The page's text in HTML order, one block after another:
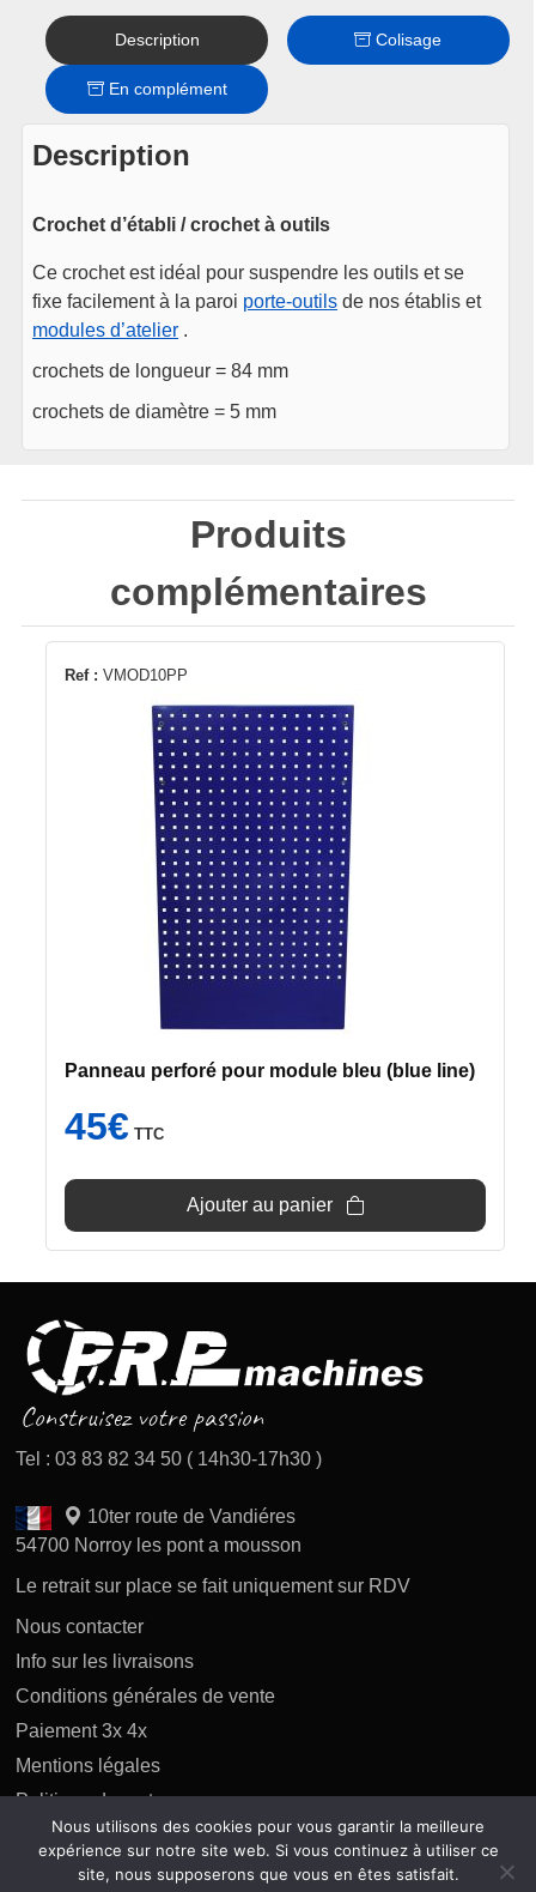
Description Colisage
En complément
Description
Crochet d’établi / crochet à outils
Ce crochet est idéal pour suspendre les outils et se
fixe facilement à la paroi porte-outils de nos établis et
modules d’atelier .
crochets de longueur = 84 mm
crochets de diamètre = 5 mm
Produits
complémentaires
Ref : VMOD10PP
Panneau perforé pour module bleu (blue line)
45€ TTC
Ajouter au panier
Tel : 03 83 82 34 50 ( 14h30-17h30 )
10ter route de Vandiéres
54700 Norroy les pont a mousson
Le retrait sur place se fait uniquement sur RDV
Nous contacter
Info sur les livraisons
Conditions générales de vente
Paiement 3x 4x
Mentions légales
Politique des retours
Politique de confidentialité
Nous utilisons des cookies pour vous garantir la meilleure
expérience sur notre site web. Si vous continuez à utiliser ce
site, nous supposerons que vous en êtes satisfait.